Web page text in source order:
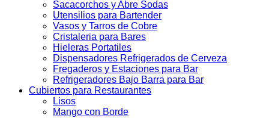
Sacacorchos y Abre Sodas
Utensilios para Bartender
Vasos y Tarros de Cobre
Cristaleria para Bares
Hieleras Portatiles
Dispensadores Refrigerados de Cerveza
Fregaderos y Estaciones para Bar
Refrigeradores Bajo Barra para Bar
Cubiertos para Restaurantes
Lisos
Mango con Borde